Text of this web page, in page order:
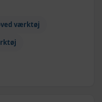
værktøj